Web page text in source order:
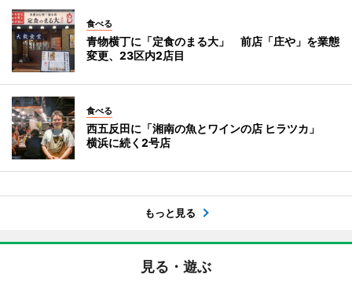
食べる
青物横丁に「定食のまる大」 前店「庄や」を業態
変更、23区内2店目
食べる
西五反田に「湘南の魚とワインの店 ヒラツカ」
横浜に続く2号店
もっと見る
見る・遊ぶ